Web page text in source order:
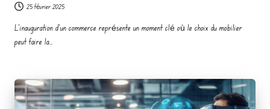
25 février 2025
L'inauguration d'un commerce représente un moment clé où le choix du mobilier
peut faire la…